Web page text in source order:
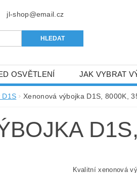
jl-shop@email.cz
OSVĚTLENÍ JAK VYBRAT
D1S Xenonová výbojka D1S, 8000K,
Kvalitní xenonová